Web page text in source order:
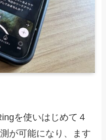
を使いはじめて４
が可能になり、ます